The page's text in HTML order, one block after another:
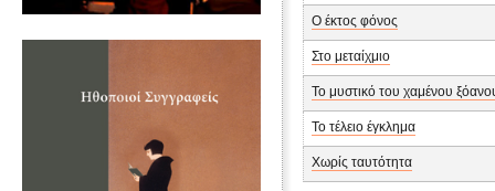
Ο έκτος φόνος
Στο μεταίχμιο
Το μυστικό του χαμένου
Το τέλειο έγκλημα
Χωρίς ταυτότητα